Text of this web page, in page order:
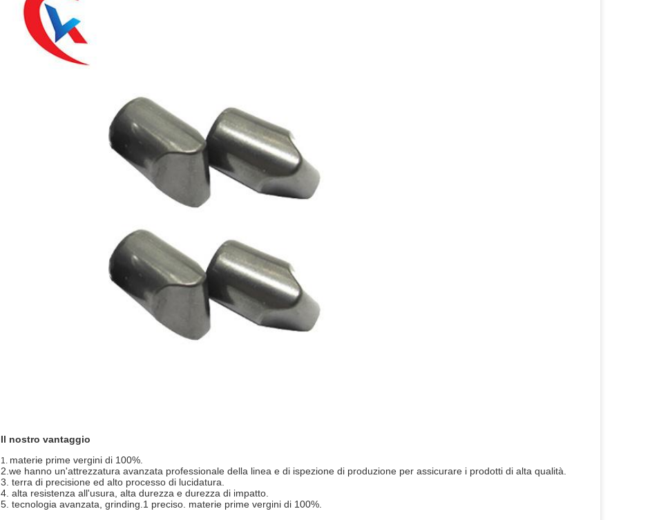
Il nostro vantaggio
1. materie prime vergini di 100%.
2.we hanno un'attrezzatura avanzata professionale della linea e di ispezione di produzione per assicurare i prodotti di alta qualità.
3. terra di precisione ed alto processo di lucidatura.
4. alta resistenza all'usura, alta durezza e durezza di impatto.
5. tecnologia avanzata, grinding.1 preciso. materie prime vergini di 100%.